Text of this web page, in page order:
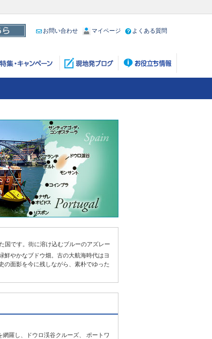
お問い合わせ マイページ よくある質問
国です。街に溶け込むブルーのアズレー
鮮やかなブドウ畑。古の大航海時代はヨ
の面影を今に残しながら、素朴でゆった
羅し、ドウロ渓谷クルーズ、 ポートワ